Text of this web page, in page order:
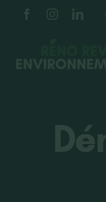
Passer
FAÇADE